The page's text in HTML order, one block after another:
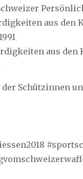
aus den
aus den
Schützinnen